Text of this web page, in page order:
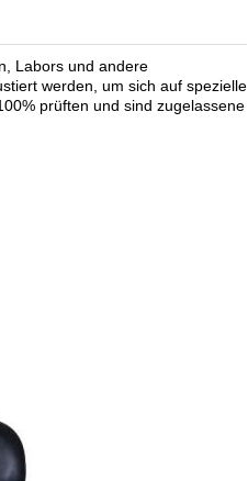
Labors und andere
werden, um sich auf spezielle
prüften und sind zugelassene